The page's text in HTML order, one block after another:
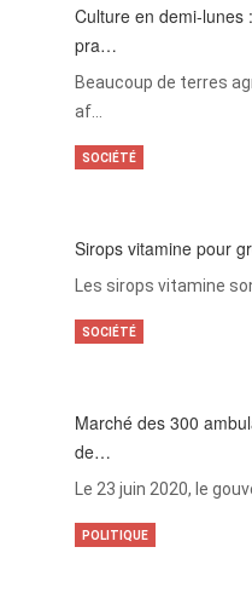
Culture en demi-lunes
pra…
Beaucoup de terres
af…
Sirops vitamine pour
Les sirops vitamine
SOCIÉTÉ
Marché des 300
de…
Le 23 juin 2020, le
SOCIÉTÉ
POLITIQUE